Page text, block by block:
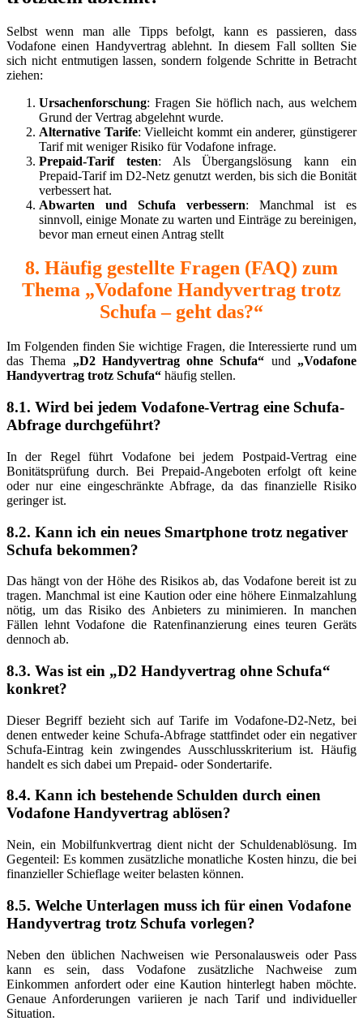
Selbst wenn man alle Tipps befolgt, kann es passieren, dass
Vodafone einen Handyvertrag ablehnt. In diesem Fall sollten Sie
sich nicht entmutigen lassen, sondern folgende Schritte in Betracht
ziehen:
Ursachenforschung: Fragen Sie höflich nach, aus welchem
Grund der Vertrag abgelehnt wurde.
Alternative Tarife: Vielleicht kommt ein anderer, günstigerer
Tarif mit weniger Risiko für Vodafone infrage.
Prepaid-Tarif testen: Als Übergangslösung kann ein
Prepaid-Tarif im D2-Netz genutzt werden, bis sich die Bonität
verbessert hat.
Abwarten und Schufa verbessern: Manchmal ist es
sinnvoll, einige Monate zu warten und Einträge zu bereinigen,
bevor man erneut einen Antrag stellt
8. Häufig gestellte Fragen (FAQ) zum
Thema „Vodafone Handyvertrag trotz
Schufa – geht das?“
Im Folgenden finden Sie wichtige Fragen, die Interessierte rund um
das Thema „D2 Handyvertrag ohne Schufa“ und „Vodafone
Handyvertrag trotz Schufa“ häufig stellen.
8.1. Wird bei jedem Vodafone-Vertrag eine Schufa-
Abfrage durchgeführt?
In der Regel führt Vodafone bei jedem Postpaid-Vertrag eine
Bonitätsprüfung durch. Bei Prepaid-Angeboten erfolgt oft keine
oder nur eine eingeschränkte Abfrage, da das finanzielle Risiko
geringer ist.
8.2. Kann ich ein neues Smartphone trotz negativer
Schufa bekommen?
Das hängt von der Höhe des Risikos ab, das Vodafone bereit ist zu
tragen. Manchmal ist eine Kaution oder eine höhere Einmalzahlung
nötig, um das Risiko des Anbieters zu minimieren. In manchen
Fällen lehnt Vodafone die Ratenfinanzierung eines teuren Geräts
dennoch ab.
8.3. Was ist ein „D2 Handyvertrag ohne Schufa“
konkret?
Dieser Begriff bezieht sich auf Tarife im Vodafone-D2-Netz, bei
denen entweder keine Schufa-Abfrage stattfindet oder ein negativer
Schufa-Eintrag kein zwingendes Ausschlusskriterium ist. Häufig
handelt es sich dabei um Prepaid- oder Sondertarife.
8.4. Kann ich bestehende Schulden durch einen
Vodafone Handyvertrag ablösen?
Nein, ein Mobilfunkvertrag dient nicht der Schuldenablösung. Im
Gegenteil: Es kommen zusätzliche monatliche Kosten hinzu, die bei
finanzieller Schieflage weiter belasten können.
8.5. Welche Unterlagen muss ich für einen Vodafone
Handyvertrag trotz Schufa vorlegen?
Neben den üblichen Nachweisen wie Personalausweis oder Pass
kann es sein, dass Vodafone zusätzliche Nachweise zum
Einkommen anfordert oder eine Kaution hinterlegt haben möchte.
Genaue Anforderungen variieren je nach Tarif und individueller
Situation.